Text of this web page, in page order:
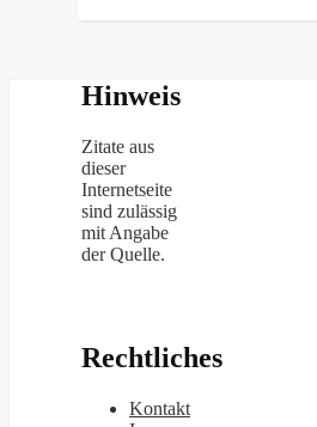
Hinweis
Zitate aus
dieser
Internetseite
sind zulässig
mit Angabe
der Quelle.
Rechtliches
Kontakt